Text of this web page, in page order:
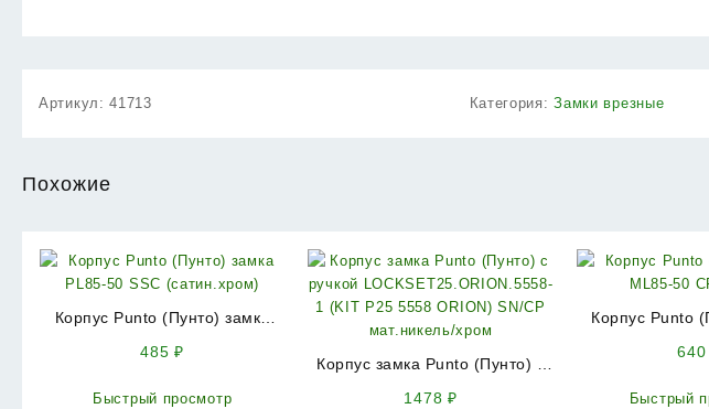
Артикул:41713 Категория:Замки врезные
Похожие
Корпус Punto (Пунто) замка
485₽
Быстрый просмотр
Корпус замка Punto (Пунто) с
1478 ₽
Корпус Punto
640
Быстрый